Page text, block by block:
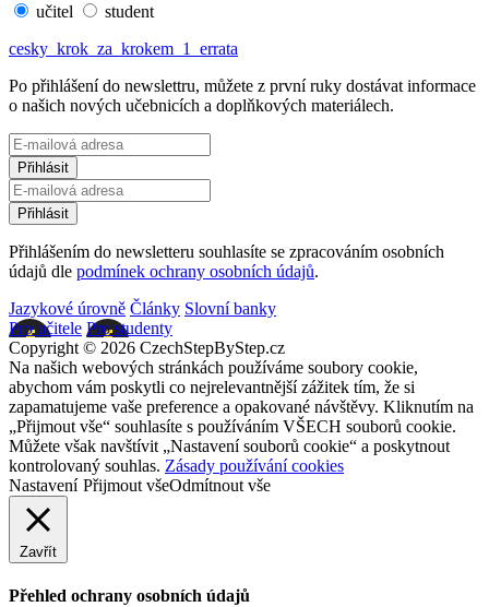
učitel
student
cesky_krok_za_krokem_1_errata
Po přihlášení do newslettru, můžete z první ruky dostávat informace
o našich nových učebnicích a doplňkových materiálech.
Přihlášením do newsletteru souhlasíte se zpracováním osobních
údajů dle podmínek ochrany osobních údajů.
Jazykové úrovně Články Slovní banky
Pro učitele Pro studenty
Copyright © 2026 CzechStepByStep.cz
Na našich webových stránkách používáme soubory cookie,
abychom vám poskytli co nejrelevantnější zážitek tím, že si
zapamatujeme vaše preference a opakované návštěvy. Kliknutím na
„Přijmout vše“ souhlasíte s používáním VŠECH souborů cookie.
Můžete však navštívit „Nastavení souborů cookie“ a poskytnout
kontrolovaný souhlas. Zásady používání cookies
Nastavení Přijmout všeOdmítnout vše
Zavřít
Přehled ochrany osobních údajů